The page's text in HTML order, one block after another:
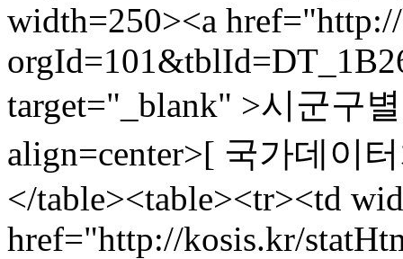
width=250><a
target="_blank" >시군구
align=center>[ 국가데이
</table><table><tr><td
href="http://kosis.kr/